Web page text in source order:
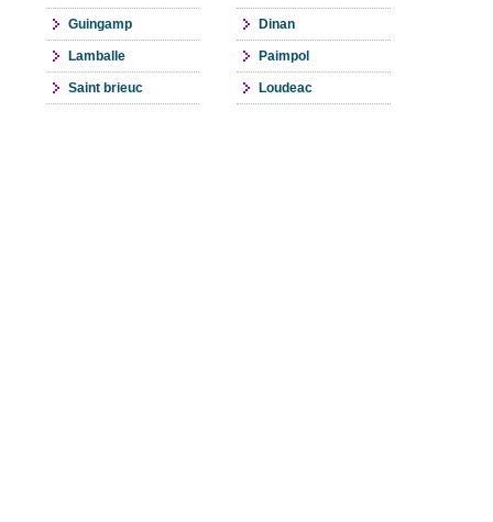
Guingamp Dinan
Lamballe Paimpol
Saint brieuc Loudeac